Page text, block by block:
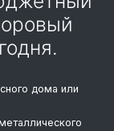
дома или